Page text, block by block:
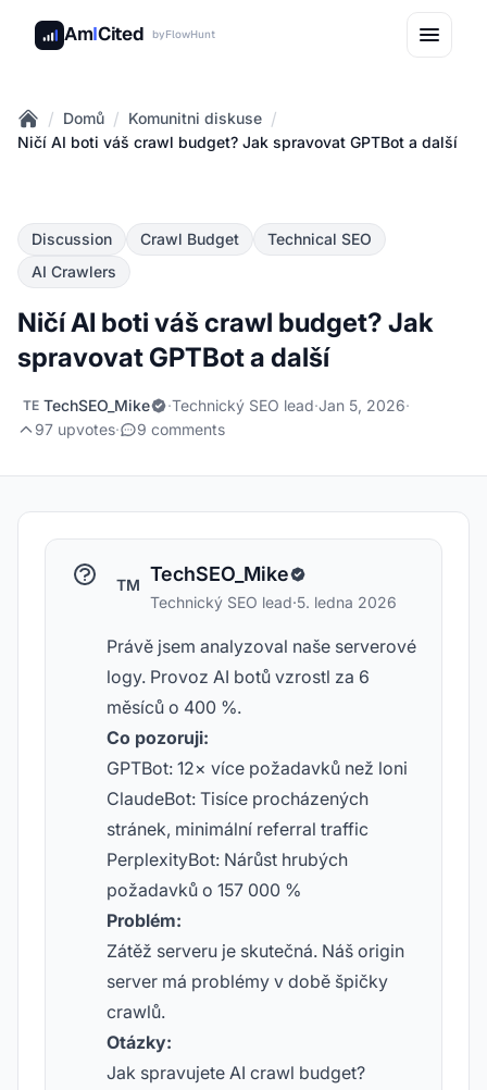
AmICited byFlowHunt
Home
/ Domů / Komunitni diskuse /
Ničí AI boti váš crawl budget? Jak spravovat GPTBot a další
Discussion Crawl Budget
Technical SEO
AI Crawlers
Ničí AI boti váš crawl budget? Jak
spravovat GPTBot a další
TE TechSEO_Mike ·Technický SEO lead·Jan 5, 2026·
97 upvotes· 9 comments
TM TechSEO_Mike
Technický SEO lead·5. ledna 2026
Právě jsem analyzoval naše serverové
logy. Provoz AI botů vzrostl za 6
měsíců o 400 %.
Co pozoruji:
GPTBot: 12× více požadavků než loni
ClaudeBot: Tisíce procházených
stránek, minimální referral traffic
PerplexityBot: Nárůst hrubých
požadavků o 157 000 %
Problém:
Zátěž serveru je skutečná. Náš origin
server má problémy v době špičky
crawlů.
Otázky:
Jak spravujete AI crawl budget?